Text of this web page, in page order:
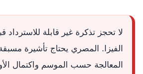
لا تحجز تذكرة غير قابلة للاسترداد
الفيزا. المصري يحتاج تأشيرة
المعالجة حسب الموسم واكتمال